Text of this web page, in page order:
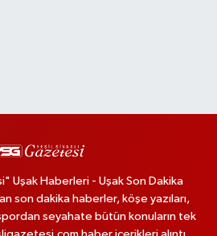
Uşak Haberleri - Uşak Son Dakika
son dakika haberler, köşe yazıları,
seyahate bütün konuların tek